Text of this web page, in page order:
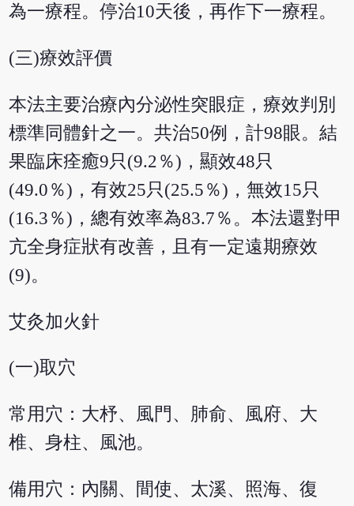
為一療程。停治10天後，再作下一療程。
(三)療效評價
本法主要治療內分泌性突眼症，療效判別
標準同體針之一。共治50例，計98眼。結
果臨床痊癒9只(9.2％)，顯效48只
(49.0％)，有效25只(25.5％)，無效15只
(16.3％)，總有效率為83.7％。本法還對甲
亢全身症狀有改善，且有一定遠期療效
(9)。
艾灸加火針
(一)取穴
常用穴：大杼、風門、肺俞、風府、大
椎、身柱、風池。
備用穴：內關、間使、太溪、照海、復